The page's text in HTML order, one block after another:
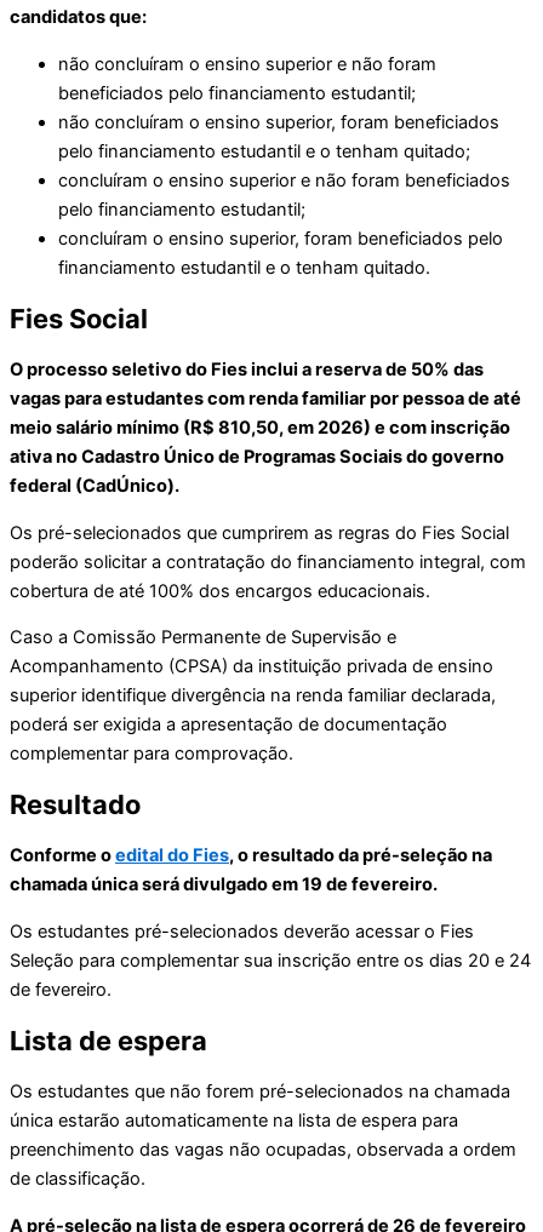
candidatos que:
não concluíram o ensino superior e não foram
beneficiados pelo financiamento estudantil;
não concluíram o ensino superior, foram beneficiados
pelo financiamento estudantil e o tenham quitado;
concluíram o ensino superior e não foram beneficiados
pelo financiamento estudantil;
concluíram o ensino superior, foram beneficiados pelo
financiamento estudantil e o tenham quitado.
Fies Social
O processo seletivo do Fies inclui a reserva de 50% das
vagas para estudantes com renda familiar por pessoa de até
meio salário mínimo (R$ 810,50, em 2026) e com inscrição
ativa no Cadastro Único de Programas Sociais do governo
federal (CadÚnico).
Os pré-selecionados que cumprirem as regras do Fies Social
poderão solicitar a contratação do financiamento integral, com
cobertura de até 100% dos encargos educacionais.
Caso a Comissão Permanente de Supervisão e
Acompanhamento (CPSA) da instituição privada de ensino
superior identifique divergência na renda familiar declarada,
poderá ser exigida a apresentação de documentação
complementar para comprovação.
Resultado
Conforme oedital do Fies, o resultado da pré-seleção na
chamada única será divulgado em 19 de fevereiro.
Os estudantes pré-selecionados deverão acessar o Fies
Seleção para complementar sua inscrição entre os dias 20 e 24
de fevereiro.
Lista de espera
Os estudantes que não forem pré-selecionados na chamada
única estarão automaticamente na lista de espera para
preenchimento das vagas não ocupadas, observada a ordem
de classificação.
A pré-seleção na lista de espera ocorrerá de 26 de fevereiro